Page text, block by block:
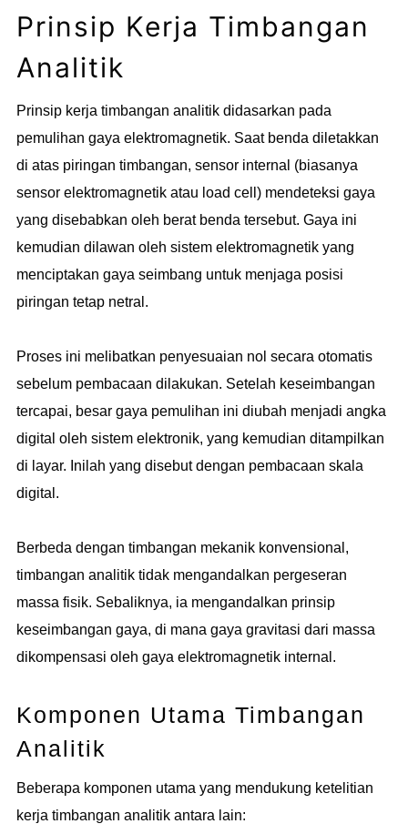
Prinsip Kerja Timbangan
Analitik
Prinsip kerja timbangan analitik didasarkan pada
pemulihan gaya elektromagnetik. Saat benda diletakkan
di atas piringan timbangan, sensor internal (biasanya
sensor elektromagnetik atau load cell) mendeteksi gaya
yang disebabkan oleh berat benda tersebut. Gaya ini
kemudian dilawan oleh sistem elektromagnetik yang
menciptakan gaya seimbang untuk menjaga posisi
piringan tetap netral.
Proses ini melibatkan penyesuaian nol secara otomatis
sebelum pembacaan dilakukan. Setelah keseimbangan
tercapai, besar gaya pemulihan ini diubah menjadi angka
digital oleh sistem elektronik, yang kemudian ditampilkan
di layar. Inilah yang disebut dengan pembacaan skala
digital.
Berbeda dengan timbangan mekanik konvensional,
timbangan analitik tidak mengandalkan pergeseran
massa fisik. Sebaliknya, ia mengandalkan prinsip
keseimbangan gaya, di mana gaya gravitasi dari massa
dikompensasi oleh gaya elektromagnetik internal.
Komponen Utama Timbangan
Analitik
Beberapa komponen utama yang mendukung ketelitian
kerja timbangan analitik antara lain: